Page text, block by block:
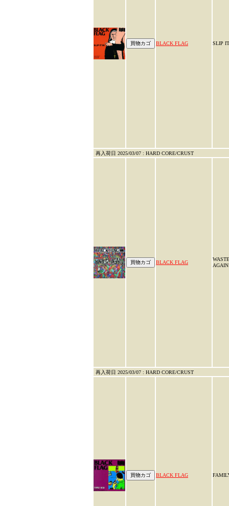
BLACK FLAG SLIP
再入荷日 2025/03/07 : HARD CORE/CRUST
BLACK FLAG
AGAIN
再入荷日 2025/03/07 : HARD CORE/CRUST
BLACK FLAG